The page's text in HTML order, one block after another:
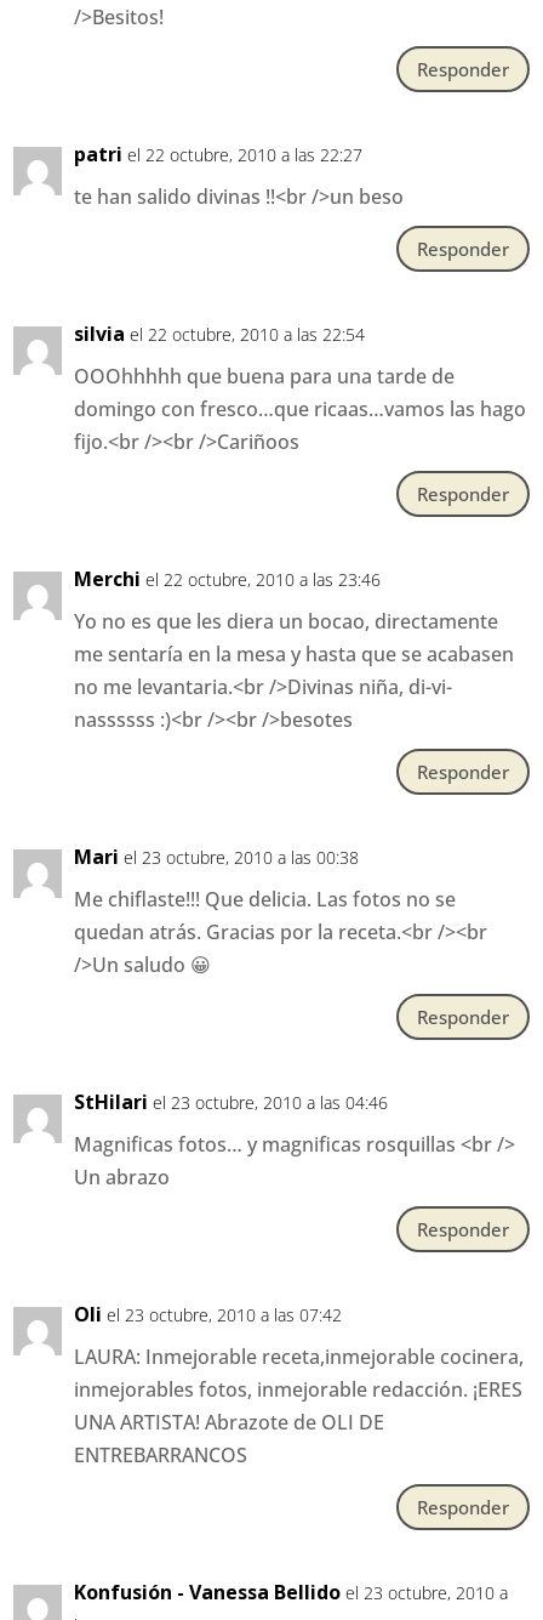
/>Besitos!
Responder
patri el 22 octubre, 2010 a las 22:27
te han salido divinas !!<br />un beso
Responder
silvia el 22 octubre, 2010 a las 22:54
OOOhhhhh que buena para una tarde de
domingo con fresco…que ricaas…vamos las hago
fijo.<br /><br />Cariñoos
Responder
Merchi el 22 octubre, 2010 a las 23:46
Yo no es que les diera un bocao, directamente
me sentaría en la mesa y hasta que se acabasen
no me levantaria.<br />Divinas niña, di-vi-
nassssss :)<br /><br />besotes
Responder
Mari el 23 octubre, 2010 a las 00:38
Me chiflaste!!! Que delicia. Las fotos no se
quedan atrás. Gracias por la receta.<br /><br
/>Un saludo 😀
Responder
StHilari el 23 octubre, 2010 a las 04:46
Magnificas fotos… y magnificas rosquillas <br />
Un abrazo
Responder
Oli el 23 octubre, 2010 a las 07:42
LAURA: Inmejorable receta,inmejorable cocinera,
inmejorables fotos, inmejorable redacción. ¡ERES
UNA ARTISTA! Abrazote de OLI DE
ENTREBARRANCOS
Responder
Konfusión - Vanessa Bellido el 23 octubre, 2010 a